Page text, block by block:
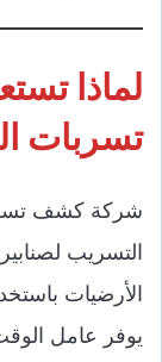
لماذا
تسربات
شركة كشف
التسريب
الأرضيات
يوفر عامل